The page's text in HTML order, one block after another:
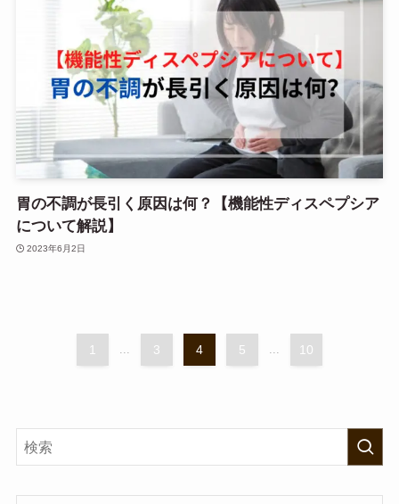
胃の不調が長引く原因は何？【機能性ディスペプシア
について解説】
2023年6月2日
1 3 4 5 10